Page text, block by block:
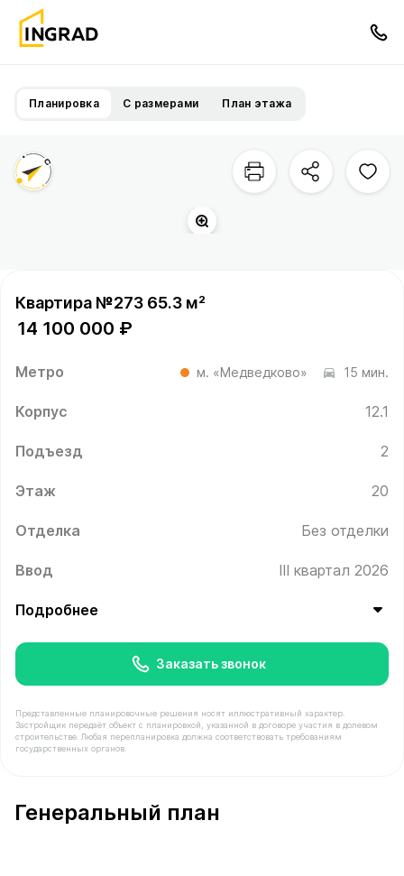
Планировка С размерами План этажа
Квартира №273 65.3 м²
14 100 000 ₽
Метро м. «Медведково» 15 мин.
Корпус 12.1
Подъезд 2
Этаж 20
Отделка Без отделки
Ввод III квартал 2026
Подробнее
Заказать звонок
Представленные планировочные решения носят иллюстративный характер.
Застройщик передаёт объект с планировкой, указанной в договоре участия в долевом
строительстве. Любая перепланировка должна соответствовать требованиям
государственных органов.
Генеральный план